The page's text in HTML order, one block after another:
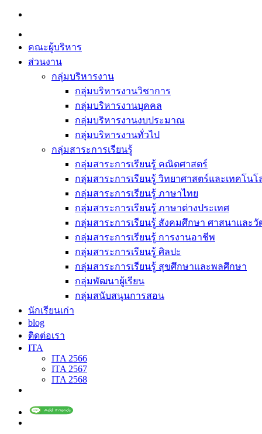
Skip
content
คณะผู้บริหาร
ส่วนงาน
กลุ่มบริหารงาน
กลุ่มบริหารงานวิชาการ
กลุ่มบริหารงานบุคคล
กลุ่มบริหารงานงบประมาณ
กลุ่มบริหารงานทั่วไป
กลุ่มสาระการเรียนรู้
กลุ่มสาระการเรียนรู้ คณิตศาสตร์
กลุ่มสาระการเรียนรู้ วิทยาศาสตร์และเทคโนโ
กลุ่มสาระการเรียนรู้ ภาษาไทย
กลุ่มสาระการเรียนรู้ ภาษาต่างประเทศ
กลุ่มสาระการเรียนรู้ สังคมศึกษา ศาสนาและ
กลุ่มสาระการเรียนรู้ การงานอาชีพ
กลุ่มสาระการเรียนรู้ ศิลปะ
กลุ่มสาระการเรียนรู้ สุขศึกษาและพลศึกษา
กลุ่มพัฒนาผู้เรียน
กลุ่มสนับสนุนการสอน
นักเรียนเก่า
blog
ติดต่อเรา
ITA
ITA 2566
ITA 2567
ITA 2568